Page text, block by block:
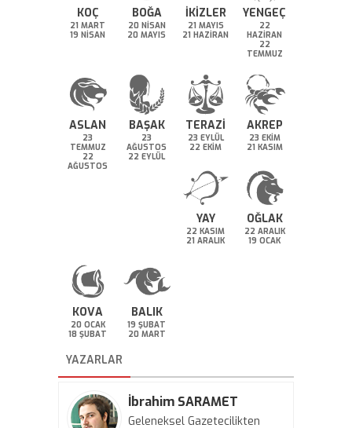
KOÇ
21 MART
19 NİSAN
BOĞA
20 NİSAN
20 MAYIS
İKİZLER
21 MAYIS
21 HAZİRAN
YENGEÇ
22
HAZİRAN
22
TEMMUZ
ASLAN
23
TEMMUZ
22
AĞUSTOS
BAŞAK
23
AĞUSTOS
22 EYLÜL
TERAZİ
23 EYLÜL
22 EKİM
AKREP
23 EKİM
21 KASIM
YAY
22 KASIM
21 ARALIK
OĞLAK
22 ARALIK
19 OCAK
KOVA
20 OCAK
18 ŞUBAT
BALIK
19 ŞUBAT
20 MART
YAZARLAR
İbrahim SARAMET
Geleneksel Gazetecilikten